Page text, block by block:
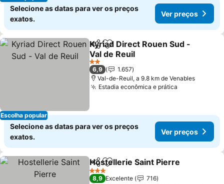
Selecione as datas para ver os preços
exatos.
Ver preços
Escolha popular
PartilharAdicionar aos favoritos
Kyriad Direct Rouen Sud -
Val de Reuil
2 Estrelas
6,9
1.657
Val-de-Reuil, a 9.8 km de Venables
Estadia econômica e prática
Selecione as datas para ver os preços
exatos.
Ver preços
PartilharAdicionar aos favoritos
Hostellerie Saint Pierre
3 Estrelas
8,9 Excelente
716